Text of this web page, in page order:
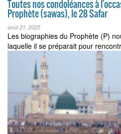
Toutes nos condoléances à
Prophète (sawas), le 28 Safar
août 21, 2025
Les biographies du Prophète (P)
laquelle il se préparait pour